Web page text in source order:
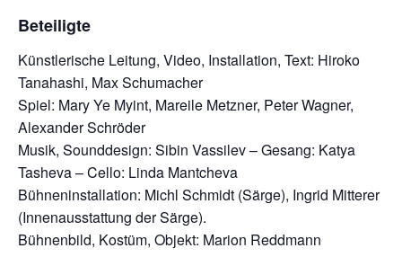
Beteiligte
Künstlerische Leitung, Video, Installation, Text: Hiroko
Tanahashi, Max Schumacher
Spiel: Mary Ye Myint, Mareile Metzner, Peter Wagner,
Alexander Schröder
Musik, Sounddesign: Sibin Vassilev – Gesang: Katya
Tasheva – Cello: Linda Mantcheva
Bühneninstallation: Michl Schmidt (Särge), Ingrid Mitterer
(Innenausstattung der Särge).
Bühnenbild, Kostüm, Objekt: Marion Reddmann